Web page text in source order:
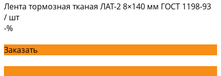
Лента тормозная тканая ЛАТ-2 8×140 мм ГОСТ 1198-93
/ шт
-%
Заказать